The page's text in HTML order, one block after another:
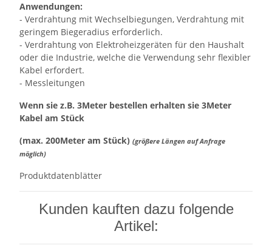
Anwendungen:
- Verdrahtung mit Wechselbiegungen, Verdrahtung mit
geringem Biegeradius erforderlich.
- Verdrahtung von Elektroheizgeräten für den Haushalt
oder die Industrie, welche die Verwendung sehr flexibler
Kabel erfordert.
- Messleitungen
Wenn sie z.B. 3Meter bestellen erhalten sie 3Meter
Kabel am Stück
(max. 200Meter am Stück) (größere Längen auf Anfrage
möglich)
Produktdatenblätter
Kunden kauften dazu folgende
Artikel: